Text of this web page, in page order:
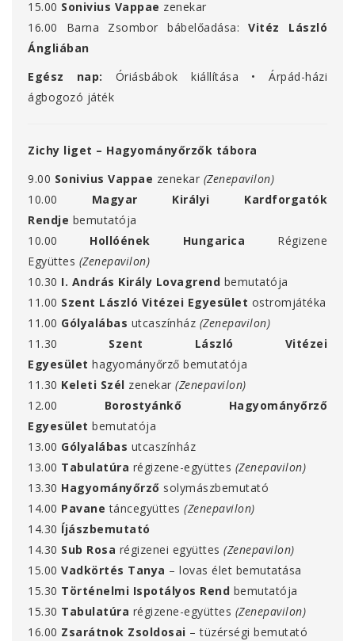
15.00 Sonivius Vappae zenekar
16.00 Barna Zsombor bábelőadása:
Vitéz László
Ángliában
Egész nap:
Óriásbábok kiállítása • Árpád-házi
ágbogozó játék
Zichy liget – Hagyományőrzők tábora
9.00 Sonivius Vappae zenekar (Zenepavilon)
10.00
Magyar Királyi Kardforgatók
Rendje bemutatója
10.00
Hollóének Hungarica
Régizene
Együttes (Zenepavilon)
10.30 I. András Király Lovagrend bemutatója
11.00 Szent László Vitézei Egyesület ostromjátéka
11.00 Gólyalábas utcaszínház (Zenepavilon)
11.30
Szent László Vitézei
Egyesület hagyományőrző bemutatója
11.30 Keleti Szél zenekar (Zenepavilon)
12.00
Borostyánkő Hagyományőrző
Egyesület bemutatója
13.00 Gólyalábas utcaszínház
13.00 Tabulatúra régizene-együttes (Zenepavilon)
13.30 Hagyományőrző solymászbemutató
14.00 Pavane táncegyüttes (Zenepavilon)
14.30 Íjászbemutató
14.30 Sub Rosa régizenei együttes (Zenepavilon)
15.00 Vadkörtés Tanya – lovas élet bemutatása
15.30 Történelmi Ispotályos Rend bemutatója
15.30 Tabulatúra régizene-együttes (Zenepavilon)
16.00 Zsarátnok Zsoldosai – tüzérségi bemutató